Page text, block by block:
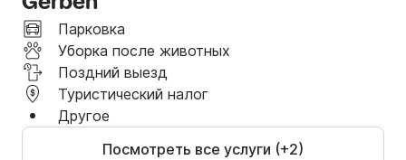
Парковка
Уборка после животных
Поздний выезд
Туристический налог
Другое
Посмотреть все услуги (+2)